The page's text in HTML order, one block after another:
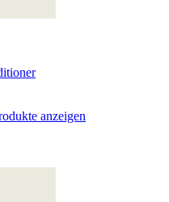
anzeigen